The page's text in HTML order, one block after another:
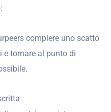
compiere uno scatto
tornare al punto di